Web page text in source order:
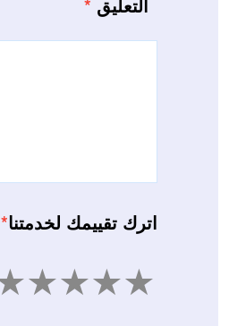
اترك تقييمك لخدمتنا*
4 3 2 1